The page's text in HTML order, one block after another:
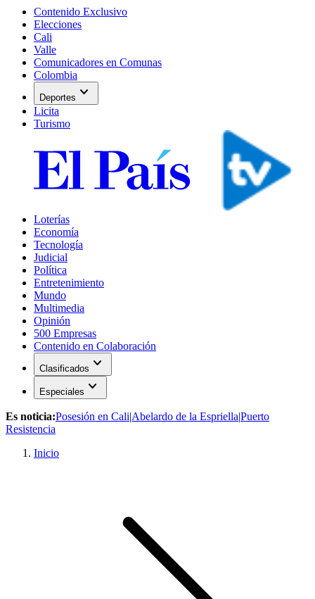
Contenido Exclusivo
Elecciones
Cali
Valle
Comunicadores en Comunas
Colombia
Deportes expand_more
Licita
Turismo
Loterías
Economía
Tecnología
Judicial
Política
Entretenimiento
Mundo
Multimedia
Opinión
500 Empresas
Contenido en Colaboración
Clasificados expand_more
Especiales expand_more
Es noticia:Posesión en Cali|Abelardo de la Espriella|Puerto
Resistencia
Inicio